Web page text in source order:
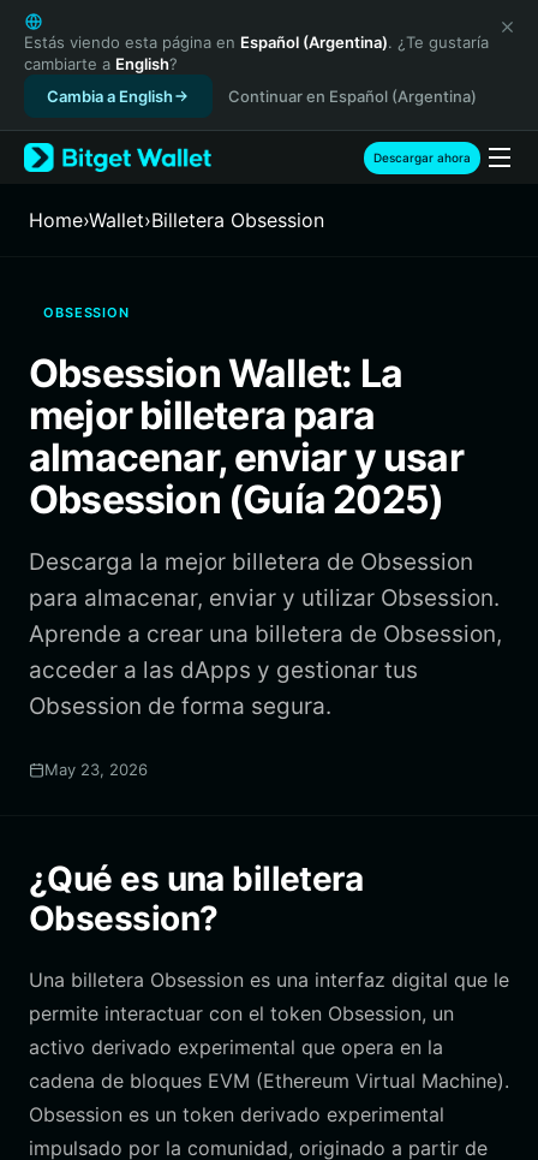
English
日本語
Tiếng Việt
Русский
Español (Latinoamérica)
Türkçe
Français
繁體中文
Bahasa Indonesia
ภาษาไทย
Español
Português (Brasil)
Estás viendo esta página en Español (Argentina). ¿Te gustaría
cambiarte a English?
Cambia a English
Continuar en Español (Argentina)
Descargar ahora
Home›Wallet›Billetera Obsession
OBSESSION
Obsession Wallet: La
mejor billetera para
almacenar, enviar y usar
Obsession (Guía 2025)
Descarga la mejor billetera de Obsession
para almacenar, enviar y utilizar Obsession.
Aprende a crear una billetera de Obsession,
acceder a las dApps y gestionar tus
Obsession de forma segura.
May 23, 2026
¿Qué es una billetera
Obsession?
Una billetera Obsession es una interfaz digital que le
permite interactuar con el token Obsession, un
activo derivado experimental que opera en la
cadena de bloques EVM (Ethereum Virtual Machine).
Obsession es un token derivado experimental
impulsado por la comunidad, originado a partir de